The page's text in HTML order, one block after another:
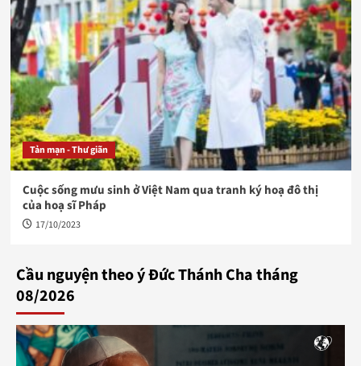
Tản mạn - Thư giãn
Cuộc sống mưu sinh ở Việt Nam qua tranh ký hoạ đô thị
của hoạ sĩ Pháp
17/10/2023
Cầu nguyện theo ý Đức Thánh Cha tháng
08/2026